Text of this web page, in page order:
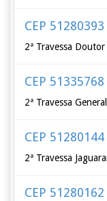
CEP 51280393
2ª Travessa
CEP 51335768
2ª Travessa
CEP 51280144
2ª Travessa
CEP 51280162